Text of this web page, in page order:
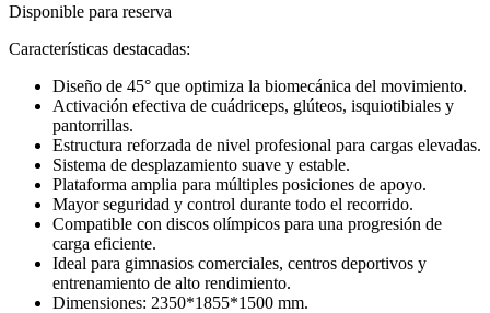
original
$2.099.990.
actual
$1.719.990.
Disponible para reserva
Características destacadas:
Diseño de 45° que optimiza la biomecánica del movimiento.
Activación efectiva de cuádriceps, glúteos, isquiotibiales y
pantorrillas.
Estructura reforzada de nivel profesional para cargas elevadas.
Sistema de desplazamiento suave y estable.
Plataforma amplia para múltiples posiciones de apoyo.
Mayor seguridad y control durante todo el recorrido.
Compatible con discos olímpicos para una progresión de
carga eficiente.
Ideal para gimnasios comerciales, centros deportivos y
entrenamiento de alto rendimiento.
Dimensiones: 2350*1855*1500 mm.